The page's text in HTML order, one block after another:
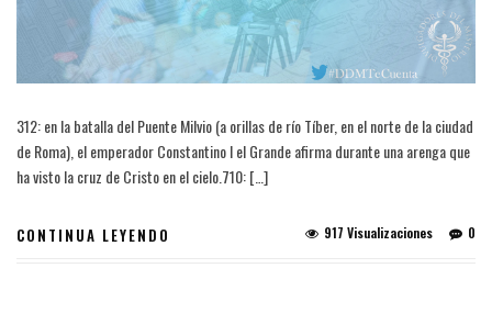
312: en la batalla del Puente Milvio (a orillas de río Tíber, en el norte de la ciudad
de Roma), el emperador Constantino I el Grande afirma durante una arenga que
ha visto la cruz de Cristo en el cielo.710: […]
CONTINUA LEYENDO 0
917 Visualizaciones